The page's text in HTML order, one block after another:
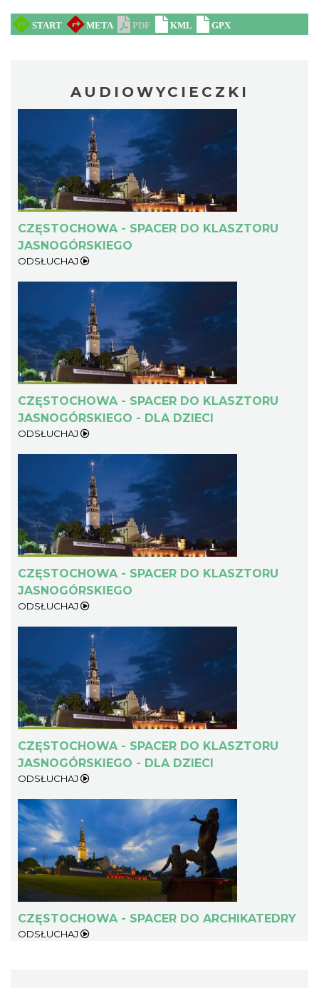
AUDIOWYCIECZKI
CZĘSTOCHOWA - SPACER DO KLASZTORU
JASNOGÓRSKIEGO
ODSŁUCHAJ
CZĘSTOCHOWA - SPACER DO KLASZTORU
JASNOGÓRSKIEGO - DLA DZIECI
ODSŁUCHAJ
CZĘSTOCHOWA - SPACER DO KLASZTORU
JASNOGÓRSKIEGO
ODSŁUCHAJ
CZĘSTOCHOWA - SPACER DO KLASZTORU
JASNOGÓRSKIEGO - DLA DZIECI
ODSŁUCHAJ
CZĘSTOCHOWA - SPACER DO ARCHIKATEDRY
ODSŁUCHAJ